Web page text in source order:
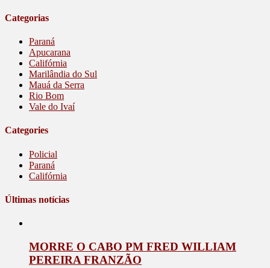
Categorias
Paraná
Apucarana
Califórnia
Marilândia do Sul
Mauá da Serra
Rio Bom
Vale do Ivaí
Categories
Policial
Paraná
Califórnia
Últimas notícias
MORRE O CABO PM FRED WILLIAM
PEREIRA FRANZÃO